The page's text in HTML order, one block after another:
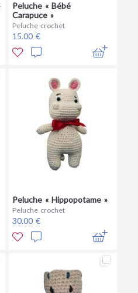
Peluche « Bébé
Carapuce »
Peluche crochet
15.00 €
Peluche « Hippopotame »
Peluche crochet
30.00 €